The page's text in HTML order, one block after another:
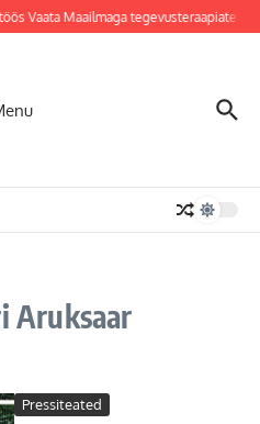
Vaata Maailmaga
Aruksaar
Pressiteated